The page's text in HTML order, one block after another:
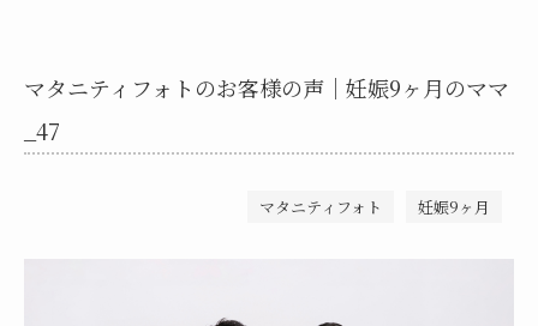
マタニティフォトのお客様の声｜妊娠9ヶ月のママ
_47
マタニティフォト 妊娠9ヶ月